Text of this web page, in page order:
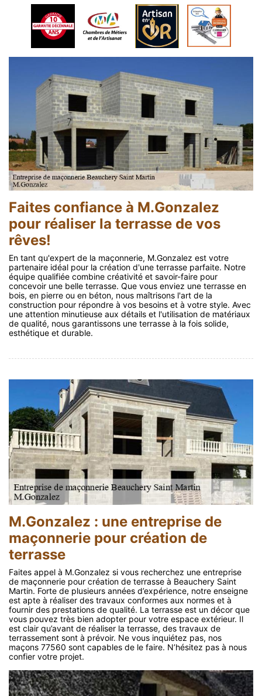
Faites confiance à M.Gonzalez
pour réaliser la terrasse de vos
rêves!
En tant qu'expert de la maçonnerie, M.Gonzalez est votre
partenaire idéal pour la création d'une terrasse parfaite. Notre
équipe qualifiée combine créativité et savoir-faire pour
concevoir une belle terrasse. Que vous enviez une terrasse en
bois, en pierre ou en béton, nous maîtrisons l'art de la
construction pour répondre à vos besoins et à votre style. Avec
une attention minutieuse aux détails et l'utilisation de matériaux
de qualité, nous garantissons une terrasse à la fois solide,
esthétique et durable.
M.Gonzalez : une entreprise de
maçonnerie pour création de
terrasse
Faites appel à M.Gonzalez si vous recherchez une entreprise
de maçonnerie pour création de terrasse à Beauchery Saint
Martin. Forte de plusieurs années d’expérience, notre enseigne
est apte à réaliser des travaux conformes aux normes et à
fournir des prestations de qualité. La terrasse est un décor que
vous pouvez très bien adopter pour votre espace extérieur. Il
est clair qu’avant de réaliser la terrasse, des travaux de
terrassement sont à prévoir. Ne vous inquiétez pas, nos
maçons 77560 sont capables de le faire. N’hésitez pas à nous
confier votre projet.